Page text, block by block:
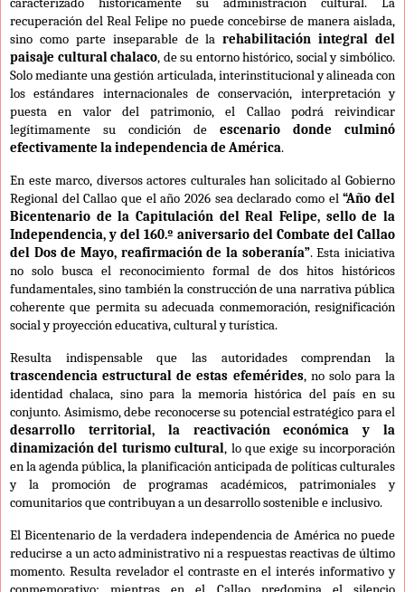
caracterizado históricamente su administración cultural. La
recuperación del Real Felipe no puede concebirse de manera aislada,
sino como parte inseparable de larehabilitación integral del
paisaje cultural chalaco, de su entorno histórico, social y simbólico.
Solo mediante una gestión articulada, interinstitucional y alineada con
los estándares internacionales de conservación, interpretación y
puesta en valor del patrimonio, el Callao podrá reivindicar
legítimamente su condición de escenario donde culminó
efectivamente la independencia de América.
En este marco, diversos actores culturales han solicitado al Gobierno
Regional del Callao que el año 2026 sea declarado como el“Año del
Bicentenario de la Capitulación del Real Felipe, sello de la
Independencia, y del 160.º aniversario del Combate del Callao
del Dos de Mayo, reafirmación de la soberanía”. Esta iniciativa
no solo busca el reconocimiento formal de dos hitos históricos
fundamentales, sino también la construcción de una narrativa pública
coherente que permita su adecuada conmemoración, resignificación
social y proyección educativa, cultural y turística.
Resulta indispensable que las autoridades comprendan la
trascendencia estructural de estas efemérides, no solo para la
identidad chalaca, sino para la memoria histórica del país en su
conjunto. Asimismo, debe reconocerse su potencial estratégico para el
desarrollo territorial, la reactivación económica y la
dinamización del turismo cultural, lo que exige su incorporación
en la agenda pública, la planificación anticipada de políticas culturales
y la promoción de programas académicos, patrimoniales y
comunitarios que contribuyan a un desarrollo sostenible e inclusivo.
El Bicentenario de la verdadera independencia de América no puede
reducirse a un acto administrativo ni a respuestas reactivas de último
momento. Resulta revelador el contraste en el interés informativo y